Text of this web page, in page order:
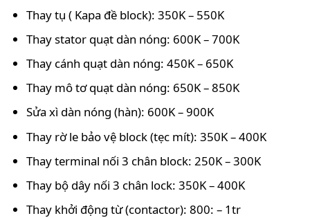
Thay tụ ( Kapa đề block): 350K – 550K
Thay stator quạt dàn nóng: 600K – 700K
Thay cánh quạt dàn nóng: 450K – 650K
Thay mô tơ quạt dàn nóng: 650K – 850K
Sửa xì dàn nóng (hàn): 600K – 900K
Thay rờ le bảo vệ block (tẹc mít): 350K – 400K
Thay terminal nối 3 chân block: 250K – 300K
Thay bộ dây nối 3 chân lock: 350K – 400K
Thay khởi động từ (contactor): 800: – 1tr